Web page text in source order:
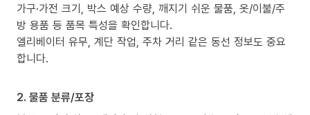
가구·가전 크기, 박스 예상 수량, 깨지기 쉬운 물품, 옷/이불/주
방 용품 등 품목 특성을 확인합니다.
엘리베이터 유무, 계단 작업, 주차 거리 같은 동선 정보도 중요
합니다.
2. 물품 분류/포장